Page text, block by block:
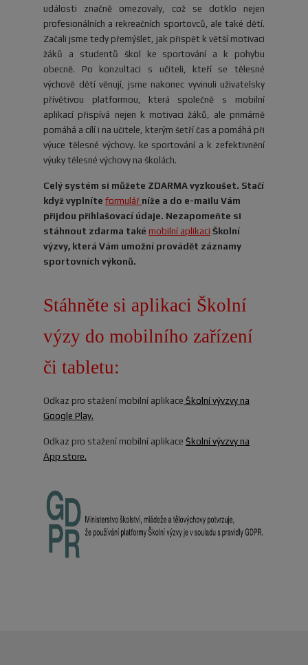
události značně omezovaly, což se dotklo nejen
profesionálních a rekreačních sportovců, ale také dětí.
Začali jsme tedy přemýšlet, jak přispět k větší motivaci
žáků a studentů škol ke sportování a k pohybu
obecně. Po konzultaci s učiteli, kteří se tělesné
výchově dětí věnují, jsme nakonec vyvinuli uživatelsky
přívětivou platformou, která společně s mobilní
aplikací přispívá nejen k motivaci žáků, ale primárně
pomáhá a cílí i na učitele, kterým šetří čas a pomáhá při
výuce tělesné výchovy. ke sportování a k zefektivnění
výuky tělesné výchovy na školách.
Celý systém si můžete ZDARMA vyzkoušet. Stačí
když vyplníte formulář níže a do e-mailu Vám
přijdou přihlašovací údaje. Nezapomeňte si
stáhnout zdarma také mobilní aplikaci Školní
výzvy, která Vám umožní provádět záznamy
sportovních výkonů.
Stáhněte si aplikaci Školní
výzy do mobilního zařízení
či tabletu:
Odkaz pro stažení mobilní aplikace Školní vývzvy na
Google Play.
Odkaz pro stažení mobilní aplikace Školní vývzvy na
App store.